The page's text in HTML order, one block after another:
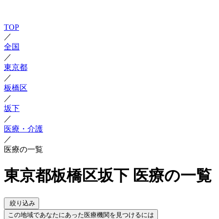
TOP
／
全国
／
東京都
／
板橋区
／
坂下
／
医療・介護
／
医療の一覧
東京都板橋区坂下 医療の一覧
絞り込み
この地域であなたにあった医療機関を見つけるには